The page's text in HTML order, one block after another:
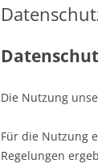
Die Nutzung
Für die Nutzung
Regelungen